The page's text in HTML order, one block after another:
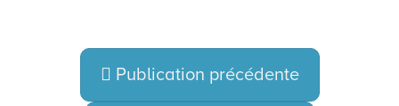
Publication précédente